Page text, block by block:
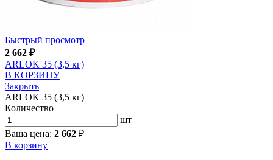
Быстрый просмотр
2 662 ₽
ARLOK 35 (3,5 кг)
В КОРЗИНУ
Закрыть
ARLOK 35 (3,5 кг)
Количество
шт
Ваша цена: 2 662 ₽
В корзину